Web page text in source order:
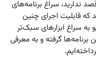
قصد ندارید، سراغ برنامه‌های
که قابلیت اجرای چنین
به سراغ ابزارهای سبک‌تر
برنامه‌ها گرفته و به معرفی